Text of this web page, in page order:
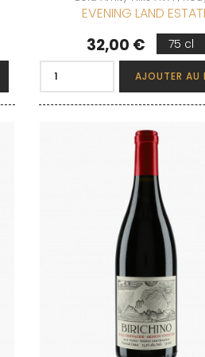
EVENING LAND
Prix
32,00 € 75 cl
AJOUTER AU